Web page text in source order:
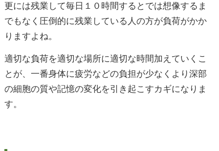
更には残業して毎日１０時間するとでは想像するま
でもなく圧倒的に残業している人の方が負荷がかか
りますよね。
適切な負荷を適切な場所に適切な時間加えていくこ
とが、一番身体に疲労などの負担が少なくより深部
の細胞の質や記憶の変化を引き起こすカギになりま
す。